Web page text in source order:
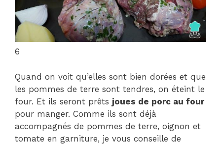
6
Quand on voit qu’elles sont bien dorées et que
les pommes de terre sont tendres, on éteint le
four. Et ils seront prêts joues de porc au four
pour manger. Comme ils sont déjà
accompagnés de pommes de terre, oignon et
tomate en garniture, je vous conseille de